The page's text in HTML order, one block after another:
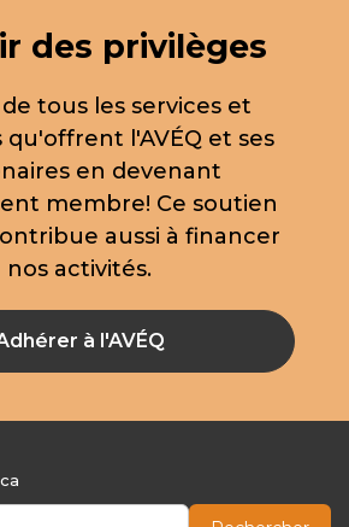
des privilèges
tous les services et
qu'offrent l'AVÉQ et ses
en devenant
membre! Ce soutien
aussi à financer
nos activités.
à l'AVÉQ